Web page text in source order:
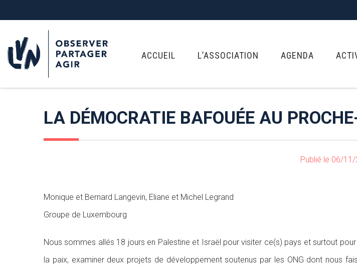
ACCUEIL L’ASSOCIATION AGENDA
LA DÉMOCRATIE BAFOUÉE AU
Publié le 06/
Monique et Bernard Langevin, Eliane et Michel Legrand
Groupe de Luxembourg
Nous sommes allés 18 jours en Palestine et Israël pour visiter ce(s) pays et surtout
la paix, examiner deux projets de développement soutenus par les ONG dont nous